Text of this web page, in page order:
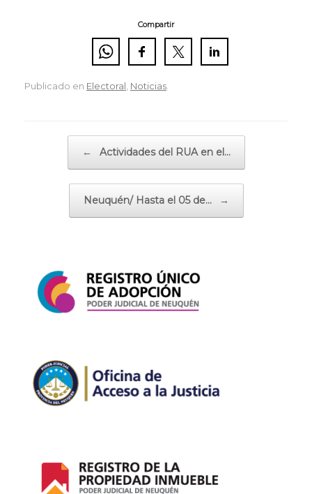
Compartir
Publicado en Electoral Noticias
← Actividades del RUA en el…
Neuquén/ Hasta el 05 de… →